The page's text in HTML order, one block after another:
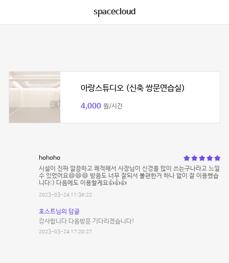
spacecloud
아랑스튜디오 (신축 쌍문연습실)
4,000 원/시간
hohoho
시설이 진짜 깔끔하고 쾌적해서 사장님이 신경을 많이 쓰는구나라고 느낄
수 있었어요😄😄😄 방음도 너무 잘되서 불편한거 하나 없이 잘 이용했습
니다:) 다음에도 이용할게요👍👍👍
2023-03-24 11:36:22
호스트님의 답글
감사합니다 다음방문 기다리겠습니다!
2023-03-24 17:20:27